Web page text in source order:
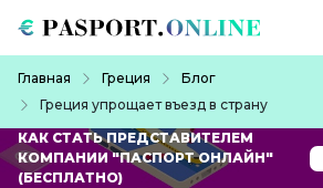
Главная Греция
Блог
Греция упрощает въезд в страну
КАК СТАТЬ ПРЕДСТАВИТЕЛЕМ
КОМПАНИИ "ПАСПОРТ ОНЛАЙН"
(БЕСПЛАТНО)